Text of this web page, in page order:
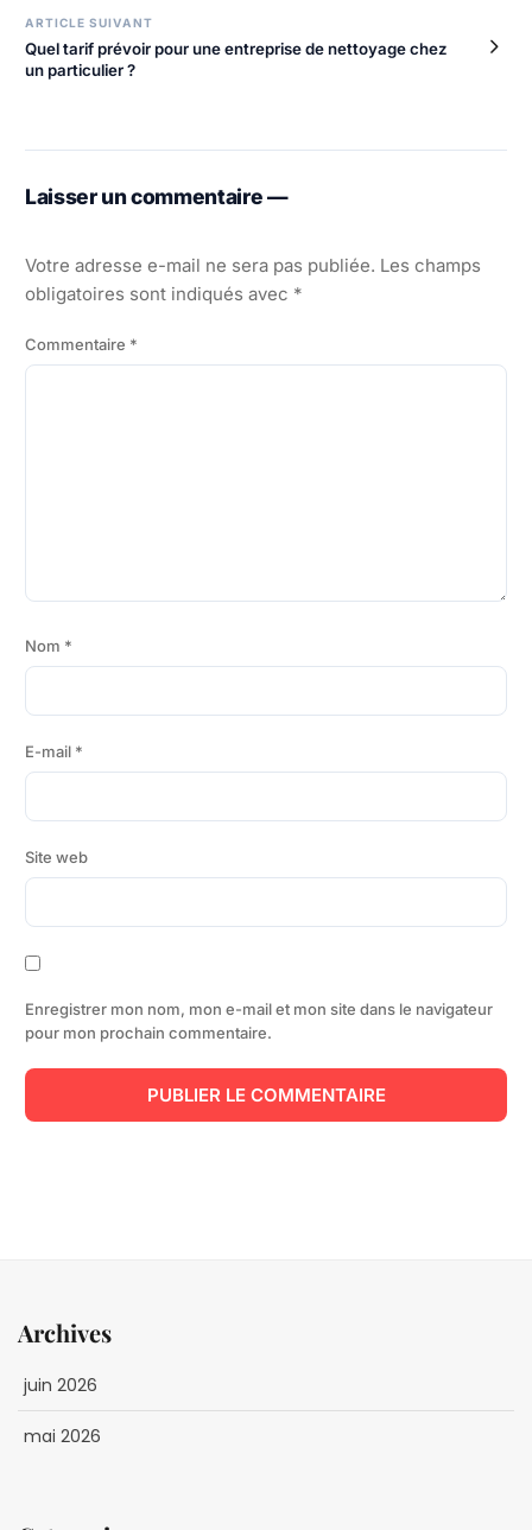
ARTICLE SUIVANT
Quel tarif prévoir pour une entreprise de nettoyage chez
un particulier ?
Laisser un commentaire —
Votre adresse e-mail ne sera pas publiée. Les champs
obligatoires sont indiqués avec *
Commentaire *
Nom *
E-mail *
Site web
Enregistrer mon nom, mon e-mail et mon site dans le navigateur
pour mon prochain commentaire.
Archives
juin 2026
mai 2026